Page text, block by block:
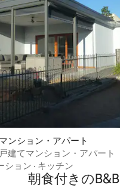
ンション・アパート
建てマンション・アパート
ション · キッチン
朝食付きのB&B